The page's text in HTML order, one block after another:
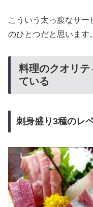
こういう太っ腹なサ
のひとつだと思います。
料理のクオリ
ている
刺身盛り3種のレ